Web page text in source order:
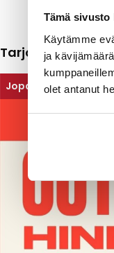
Tämä sivusto
Käytämme
ja
olet antanut
Tarjoukset
Jopa -60 %